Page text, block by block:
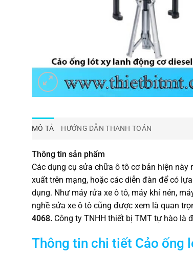
MÔ TẢ HƯỚNG DẪN THANH TOÁN
Thông tin sản phẩm
Các dụng cụ sửa chữa ô tô cơ bản hiện
xuất trên mạng, hoặc các diễn đàn để có
dụng. Như máy rửa xe ô tô, máy khí nén,
nghề sửa xe ô tô cũng được xem là quan
4068. Công ty TNHH thiết bị TMT tự hào là
Thông tin chi tiết Cảo ống